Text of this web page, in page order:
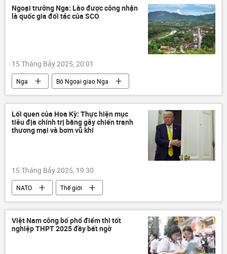
Thế giới Khoa học công nghệ
Ngoại trưởng Nga: Lào được công nhận
là quốc gia đối tác của SCO
15 Tháng Bảy 2025, 20:01
Nga
Bộ Ngoại giao Nga
Sergey Lavrov
Lào
Tổ chức hợp tác Thượng Hải (SCO)
Trung Quốc
Thế giới thông tin
Lối quen của Hoa Kỳ: Thực hiện mục
tiêu địa chính trị bằng gây chiến tranh
thương mại và bơm vũ khí
15 Tháng Bảy 2025, 19:30
NATO
Thế giới
chiến tranh thương mại
Hoa Kỳ
chuyên gia
Quan điểm-Ý kiến
Chính trị
Châu Âu
Việt Nam công bố phổ điểm thi tốt
nghiệp THPT 2025 đầy bất ngờ